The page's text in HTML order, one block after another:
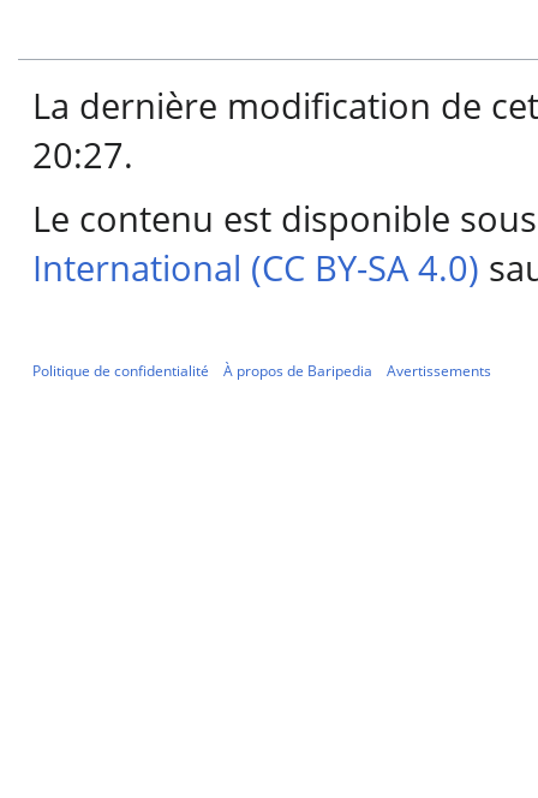
La dernière modification de
20:27.
Le contenu est disponible
International (CC BY-SA 4.0)
Politique de confidentialité À propos de Baripedia Avertissements